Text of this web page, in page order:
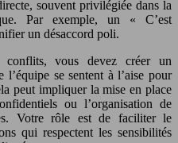
souvent privilégiée dans la
Par exemple, un « C’est
un désaccord poli.
conflits, vous devez créer un
se sentent à l’aise pour
peut impliquer la mise en place
ou l’organisation de
Votre rôle est de faciliter le
qui respectent les sensibilités